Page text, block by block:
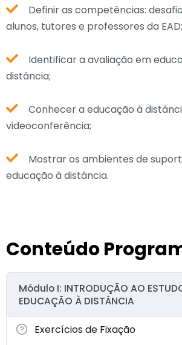
Definir as competências:
alunos, tutores e professores da EAD;
Identificar a avaliação em
distância;
Conhecer a educação à
videoconferência;
Mostrar os ambientes de
educação à distância.
Conteúdo
Módulo I: INTRODUÇÃO AO
EDUCAÇÃO À DISTÂNCIA
Exercícios de Fixação